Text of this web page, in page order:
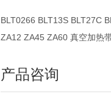
BLT0266 BLT13S BLT27C
ZA12 ZA45 ZA60 真空加热
产品咨询